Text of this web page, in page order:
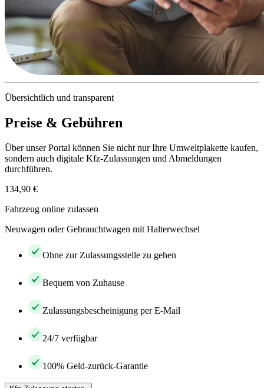
Übersichtlich und transparent
Preise & Gebühren
Über unser Portal können Sie nicht nur Ihre Umweltplakette kaufen,
sondern auch digitale Kfz-Zulassungen und Abmeldungen
durchführen.
134,90 €
Fahrzeug online zulassen
Neuwagen oder Gebrauchtwagen mit Halterwechsel
Ohne zur Zulassungsstelle zu gehen
Bequem von Zuhause
Zulassungsbescheinigung per E-Mail
24/7 verfügbar
100% Geld-zurück-Garantie